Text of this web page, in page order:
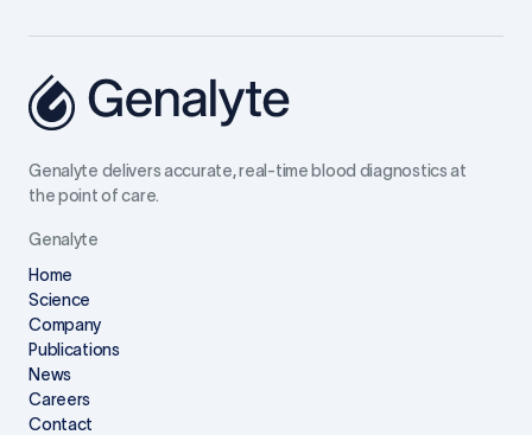
Genalyte delivers accurate, real-time blood diagnostics at
the point of care.
Genalyte
Home
Science
Company
Publications
News
Careers
Contact